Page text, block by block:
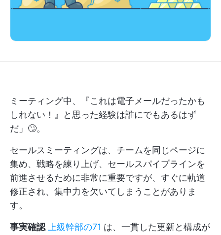
ミーティング中、『これは電子メールだったかも
しれない！』と思った経験は誰にでもあるはず
だ」🙄。
セールスミーティングは、チームを同じページに
集め、戦略を練り上げ、セールスパイプラインを
前進させるために非常に重要ですが、すぐに軌道
修正され、集中力を欠いてしまうことがありま
す。
事実確認 上級幹部の71 は、一貫した更新と構成が